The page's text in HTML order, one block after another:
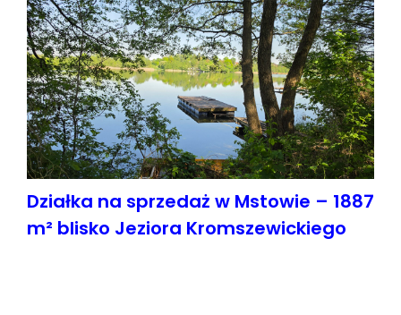
Działka na sprzedaż w Mstowie – 1887
m² blisko Jeziora Kromszewickiego